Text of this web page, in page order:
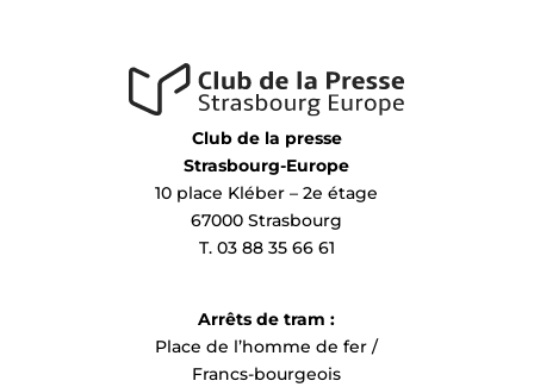
Club de la presse
Strasbourg-Europe
10 place Kléber – 2e étage
67000 Strasbourg
T. 03 88 35 66 61
Arrêts de tram :
Place de l’homme de fer /
Francs-bourgeois